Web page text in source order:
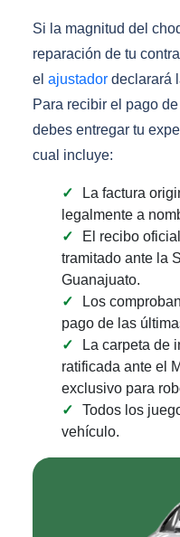
Si la magnitud del
reparación de tu
el ajustador declarará
Para recibir el pago
debes entregar tu
cual incluye:
La factura
legalmente a
El recibo
tramitado ante la
Guanajuato.
Los
pago de las
La carpeta de
ratificada ante el
exclusivo para
Todos los
vehículo.